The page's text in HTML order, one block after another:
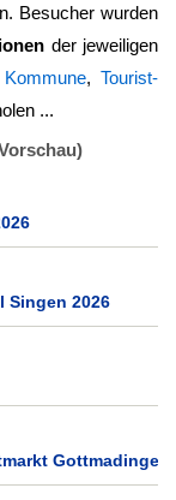
Besucher wurden
der jeweiligen
Kommune,Tourist-
...
Singen 2026
Gottmadingen